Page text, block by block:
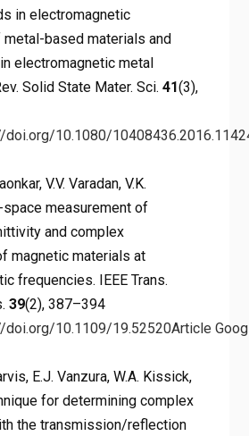
in electromagnetic
based materials and
electromagnetic metal
Solid State Mater. Sci. 41(3),
doi.org/10.1080/
V.V. Varadan, V.K.
space measurement of
and complex
magnetic materials at
frequencies. IEEE Trans.
39(2), 387–394
doi.org/10.1109/19.52520Article
E.J. Vanzura, W.A. Kissick,
for determining complex
the transmission/reflection